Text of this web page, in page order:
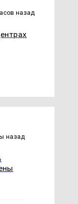
назад
назад